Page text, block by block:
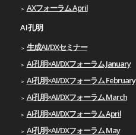
AXフォーラム April
AI孔明
生成AI/DXセミナー
AI孔明×AI/DXフォーラム January
AI孔明×AI/DXフォーラム February
AI孔明×AI/DXフォーラム March
AI孔明×AI/DXフォーラム April
AI孔明×AI/DXフォーラム May